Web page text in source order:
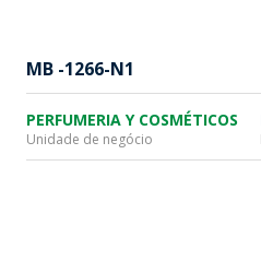
MB -1266-N1
PERFUMERIA Y COSMÉTICOS
Unidade de negócio